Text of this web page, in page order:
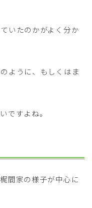
いたのかがよく分か
ように、もしくはま
ですよね。
間家の様子が中心に